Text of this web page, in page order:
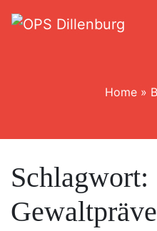
Home »
Schlagwort: